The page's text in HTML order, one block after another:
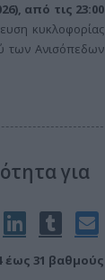
από τις 23:00
κυκλοφορίας
των Ανισόπεδων
για
έως 31 βαθμούς